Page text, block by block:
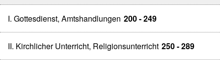
I. Gottesdienst, Amtshandlungen 200 - 249
II. Kirchlicher Unterricht, Religionsunterricht 250 - 289